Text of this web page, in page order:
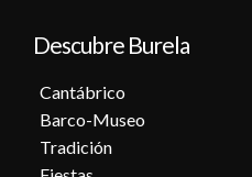
20
Descubre Burela
Cantábrico
Barco-Museo
Tradición